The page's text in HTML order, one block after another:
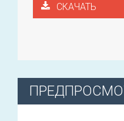
СКАЧАТЬ